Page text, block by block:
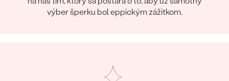
výber šperku bol eppickým zážitkom.